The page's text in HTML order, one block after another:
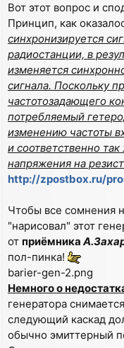
Вот этот вопрос и
Принцип, как
синхронизируется
радиостанции, в
изменяется
сигнала. Поскольку
частотозадающего
потребляемый
изменению частоты
и соответственно
напряжения на
http://zpostbox.ru/
Чтобы все сомнения
"нарисовал" этот
от приёмника
пол-пинка!
barier-gen-2.png
Немного о
генератора
следующий каскад
обычно эмиттерный